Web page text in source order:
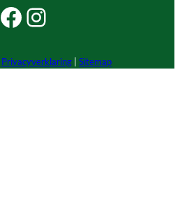
Facebook Beleef Princenhage
Instagram Beleef Princenhage
Privacyverklaring Sitemap